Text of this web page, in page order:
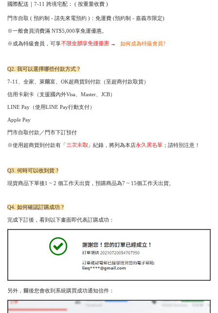
國際配送｜7-11 跨境宅配 ： ( 按重量收費 )
門市自取 ( 預約制 - 請先來電預約 )：免運費 (預約制 - 嘉義市限定)
※一般會員消費滿 NT$5,000享免運優惠。
※成為特級會員，可享不限金額享免運優惠 → 如何成為特級會員?
Q2. 我可以選擇哪些付款方式 ?
7-11 全家、萊爾富、OK超商貨到付款 （至超商付款取貨）
信用卡刷卡（支援國內外Visa、Master、JCB）
LINE Pay（使用LINE Pay行動支付）
Apple Pay
門市自取付款／門市下訂預付
※使用超商貨到付款有「三次未取 」紀錄，將列為本店永久黑名單 ；請特別注意！
Q3. 何時可以收到貨 ?
現貨商品下單後1 ~ 2 個工作天出貨，預購商品為7 ~ 15個工作天出貨。
Q4. 如何確認訂購成功 ?
完成下訂後，看到以下畫面即代表訂購成功：
另外，爾後您會收到系統購買成功通知信件：